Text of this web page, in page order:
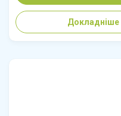
Докладніше